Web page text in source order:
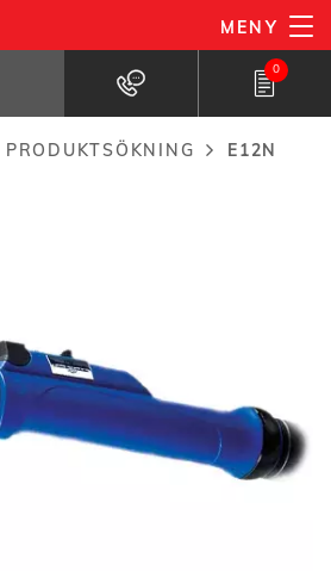
MENY
0
LÄGG TILL I MIN LISTA
PRODUKTSÖKNING E12N